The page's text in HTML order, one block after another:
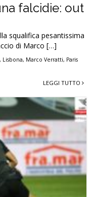
falcidie: out
squalifica pesantissima
di Marco […]
, Lisbona, Marco Verratti, Paris
LEGGI TUTTO